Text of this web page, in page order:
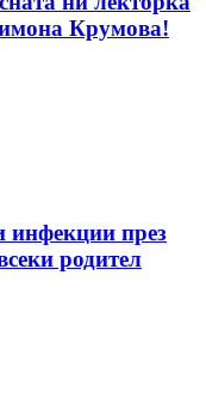
Крумова!
инфекции през
родител